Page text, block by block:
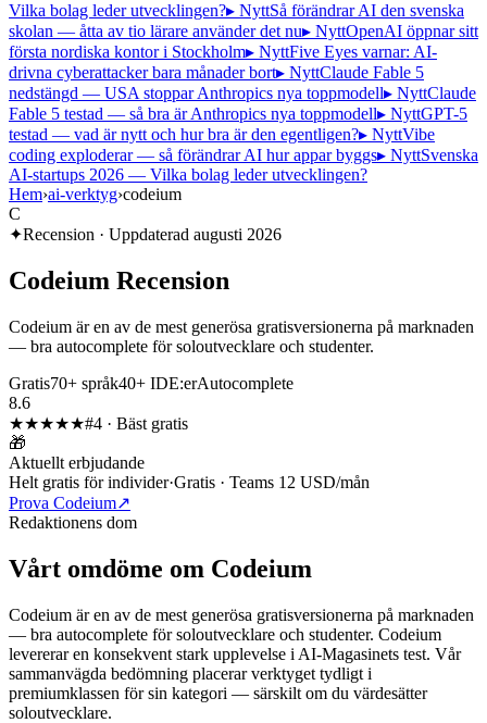
Vilka bolag leder utvecklingen?▸ NyttSå förändrar AI den svenska
skolan — åtta av tio lärare använder det nu▸ NyttOpenAI öppnar sitt
första nordiska kontor i Stockholm▸ NyttFive Eyes varnar: AI-
drivna cyberattacker bara månader bort▸ NyttClaude Fable 5
nedstängd — USA stoppar Anthropics nya toppmodell▸ NyttClaude
Fable 5 testad — så bra är Anthropics nya toppmodell▸ NyttGPT-5
testad — vad är nytt och hur bra är den egentligen?▸ NyttVibe
coding exploderar — så förändrar AI hur appar byggs▸ NyttSvenska
AI-startups 2026 — Vilka bolag leder utvecklingen?
Hem›ai-verktyg›codeium
C
✦Recension · Uppdaterad augusti 2026
Codeium Recension
Codeium är en av de mest generösa gratisversionerna på marknaden
— bra autocomplete för soloutvecklare och studenter.
Gratis70+ språk40+ IDE:erAutocomplete
8.6
★★★★★#4 · Bäst gratis
🎁
Aktuellt erbjudande
Helt gratis för individer·Gratis · Teams 12 USD/mån
Prova Codeium↗
Redaktionens dom
Vårt omdöme om Codeium
Codeium är en av de mest generösa gratisversionerna på marknaden
— bra autocomplete för soloutvecklare och studenter. Codeium
levererar en konsekvent stark upplevelse i AI-Magasinets test. Vår
sammanvägda bedömning placerar verktyget tydligt i
premiumklassen för sin kategori — särskilt om du värdesätter
soloutvecklare.